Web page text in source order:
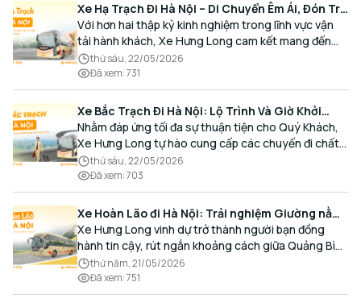
Xe Hạ Trạch Đi Hà Nội – Di Chuyển Êm Ái, Đón Trả
Tận Nơi Cùng Xe Hưng Long
Với hơn hai thập kỷ kinh nghiệm trong lĩnh vực vận
tải hành khách, Xe Hưng Long cam kết mang đến
cho Quý Khách một hành trình di chuyển trọn vẹn,
thoải mái và đúng giờ.
thứ sáu, 22/05/2026
Đã xem:731
Xe Bắc Trạch Đi Hà Nội: Lộ Trình Và Giờ Khởi
Hành Cùng Xe Hưng Long
Nhằm đáp ứng tối đa sự thuận tiện cho Quý Khách,
Xe Hưng Long tự hào cung cấp các chuyến đi chất
lượng cao, an toàn với lịch trình linh hoạt mỗi ngày.
thứ sáu, 22/05/2026
Đã xem:703
Xe Hoàn Lão đi Hà Nội: Trải nghiệm Giường nằm
Cao cấp, Đón trả Tận nơi
Xe Hưng Long vinh dự trở thành người bạn đồng
hành tin cậy, rút ngắn khoảng cách giữa Quảng Bình
và Thủ đô bằng chất lượng dịch vụ chuẩn mực.
thứ năm, 21/05/2026
Đã xem:751